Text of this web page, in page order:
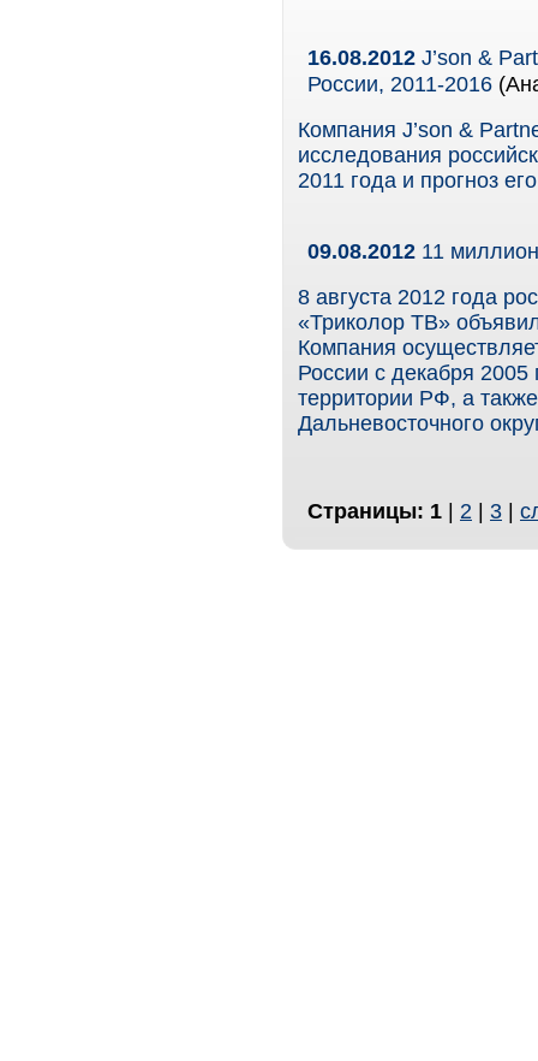
16.08.2012 J’son &
России, 2011-2016
Компания J’son &
исследования
2011 года и прогноз
09.08.2012 11
8 августа 2012 года
«Триколор ТВ»
Компания
России с декабря
территории РФ, а
Дальневосточного
Страницы: 1 | 2 | 3 |